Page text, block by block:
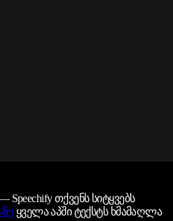
თქვენს სიტყვებს
ზეყველა აპში ტექსტს ხმამაღლა